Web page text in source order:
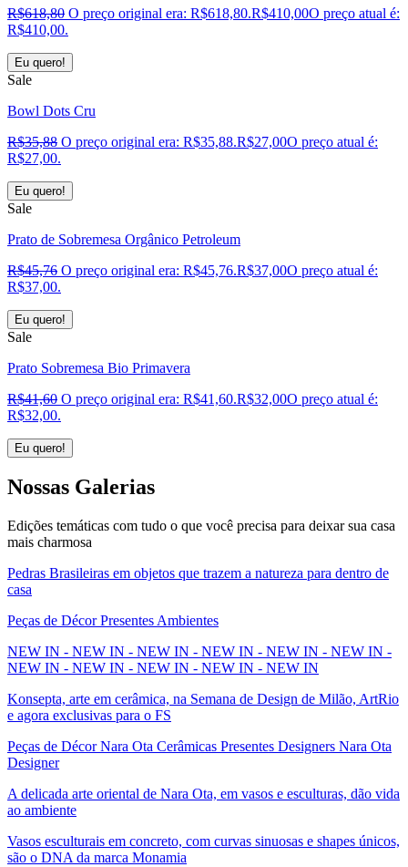
R$618,80 O preço original era: R$618,80.R$410,00O preço atual é:
R$410,00.
Eu quero!
Sale
Bowl Dots Cru
R$35,88 O preço original era: R$35,88.R$27,00O preço atual é:
R$27,00.
Eu quero!
Sale
Prato de Sobremesa Orgânico Petroleum
R$45,76 O preço original era: R$45,76.R$37,00O preço atual é:
R$37,00.
Eu quero!
Sale
Prato Sobremesa Bio Primavera
R$41,60 O preço original era: R$41,60.R$32,00O preço atual é:
R$32,00.
Eu quero!
Nossas Galerias
Edições temáticas com tudo o que você precisa para deixar sua casa
mais charmosa
Pedras Brasileiras em objetos que trazem a natureza para dentro de
casa
Peças de Décor Presentes Ambientes
NEW IN - NEW IN - NEW IN - NEW IN - NEW IN - NEW IN -
NEW IN - NEW IN - NEW IN - NEW IN - NEW IN
Konsepta, arte em cerâmica, na Semana de Design de Milão, ArtRio
e agora exclusivas para o FS
Peças de Décor Nara Ota Cerâmicas Presentes Designers Nara Ota
Designer
A delicada arte oriental de Nara Ota, em vasos e esculturas, dão vida
ao ambiente
Vasos esculturais em concreto, com curvas sinuosas e shapes únicos,
são o DNA da marca Monamia